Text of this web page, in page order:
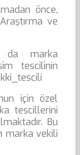
önce,
ve
da marka
tescilinin
için özel
tescillerini
Bu
marka vekili